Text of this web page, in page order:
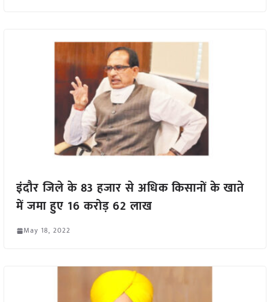
इंदौर जिले के 83 हजार से अधिक किसानों के खाते
में जमा हुए 16 करोड़ 62 लाख
May 18, 2022